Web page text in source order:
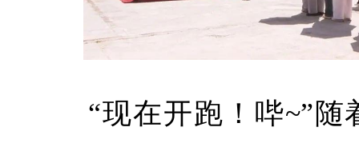
“现在开跑！哔~”